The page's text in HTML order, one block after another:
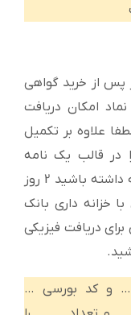
پس از خرید گواهی
امکان دریافت
علاوه بر تکمیل
در قالب یک نامه
مکتوب به شرح زیر بارگزاری کنید. توجه داشته باشید 2 روز
خزانه داری بانک
دریافت فیزیکی
… و کد بورسی …